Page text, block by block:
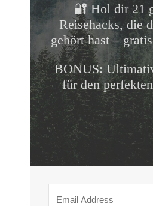
🔐 Hol dir 21
Reisehacks, die
gehört hast –
BONUS:
für den